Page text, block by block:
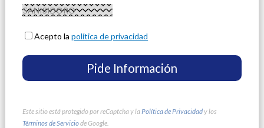
Acepto lapolítica de privacidad
Este sitio está protegido por reCaptcha y la Política de Privacidady los
Términos de Serviciode Google.